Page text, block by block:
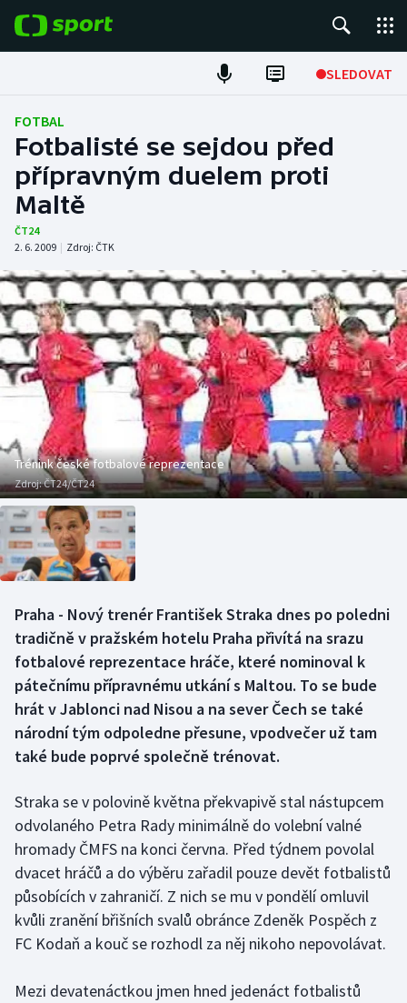
SLEDOVAT
Fotbal
Hokej
Tenis
Atletika
Cyklistika
DALŠÍ SPORTY
Americký fotbal
Baseball a softbal
Basketbal
Biatlon
Boby a skeleton
Curling
Dostihy
Florbal
Golf
Gymnastika
Házená
Jezdectví
Judo
NEPŘEHLÉDNĚTE
Soutěže
Historické návraty
Aplikace ČT sport
AZ kvíz
FOTBAL
Fotbalisté se sejdou před
přípravným duelem proti
Maltě
ČT24
2. 6. 2009 | Zdroj: ČTK
Trénink české fotbalové reprezentace
Zdroj:ČT24/ČT24
Praha - Nový trenér František Straka dnes po poledni
tradičně v pražském hotelu Praha přivítá na srazu
fotbalové reprezentace hráče, které nominoval k
pátečnímu přípravnému utkání s Maltou. To se bude
hrát v Jablonci nad Nisou a na sever Čech se také
národní tým odpoledne přesune, vpodvečer už tam
také bude poprvé společně trénovat.
Straka se v polovině května překvapivě stal nástupcem
odvolaného Petra Rady minimálně do volební valné
hromady ČMFS na konci června. Před týdnem povolal
dvacet hráčů a do výběru zařadil pouze devět fotbalistů
působících v zahraničí. Z nich se mu v pondělí omluvil
kvůli zranění břišních svalů obránce Zdeněk Pospěch z
FC Kodaň a kouč se rozhodl za něj nikoho nepovolávat.
Mezi devatenáctkou jmen hned jedenáct fotbalistů